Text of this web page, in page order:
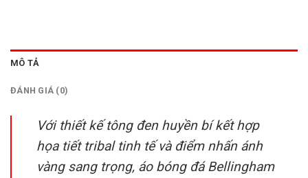
MÔ TẢ
ĐÁNH GIÁ (0)
Với thiết kế tông đen huyền bí kết hợp
họa tiết tribal tinh tế và điểm nhấn ánh
vàng sang trọng, áo bóng đá Bellingham